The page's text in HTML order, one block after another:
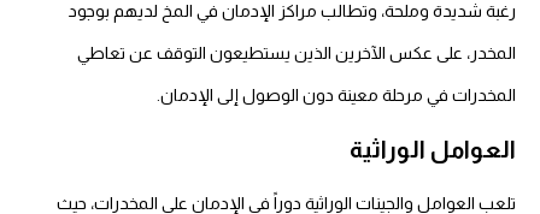
رغبة شديدة وملحة، وتطالب مراكز الإدمان في المخ لديهم بوجود
المخدر، على عكس الآخرين الذين يستطيعون التوقف عن تعاطي
المخدرات في مرحلة معينة دون الوصول إلى الإدمان.
العوامل الوراثية
تلعب العوامل والجينات الوراثية دوراً في الإدمان على المخدرات، حيث